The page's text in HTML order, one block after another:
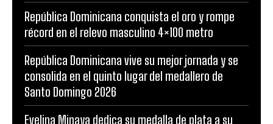
República Dominicana conquista el oro y rompe
récord en el relevo masculino 4×100 metro
República Dominicana vive su mejor jornada y se
consolida en el quinto lugar del medallero de
Santo Domingo 2026
Evelina Minaya dedica su medalla de plata a su